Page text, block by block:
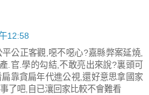
12:58
公正客觀,噁不噁心?嘉縣弊案延燒,
.官.學的勾結,不敢亮出來說?裏頭可
靠貪扁年代進公視,還好意思拿國家
了吧,自已瀼回家比較不會難看